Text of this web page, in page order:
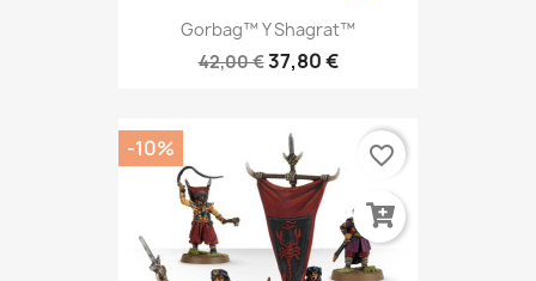
Gorbag™ Y Shagrat™
42,00 €37,80 €
-10% favorite_border